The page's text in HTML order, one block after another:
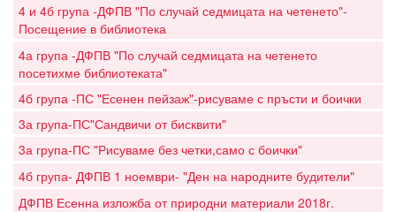
4 и 4б група -ДФПВ "По случай седмицата на четенето"-
Посещение в библиотека
4а група -ДФПВ "По случай седмицата на четенето
посетихме библиотеката"
4б група -ПС "Есенен пейзаж"-рисуваме с пръсти и боички
3а група-ПС"Сандвичи от бисквити"
3а група-ПС "Рисуваме без четки,само с боички"
4б група- ДФПВ 1 ноември- "Ден на народните будители"
ДФПВ Есенна изложба от природни материали 2018г.